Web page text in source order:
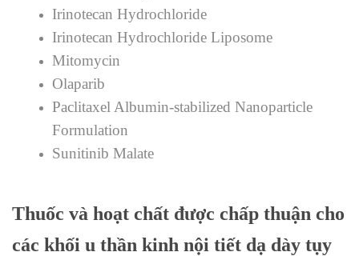
Irinotecan Hydrochloride
Irinotecan Hydrochloride Liposome
Mitomycin
Olaparib
Paclitaxel Albumin-stabilized Nanoparticle
Formulation
Sunitinib Malate
Thuốc và hoạt chất được chấp thuận cho
các khối u thần kinh nội tiết dạ dày tụy